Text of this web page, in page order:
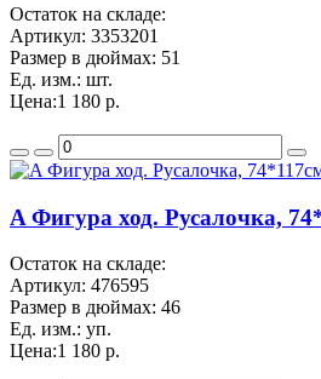
Остаток на складе:
Артикул: 3353201
Размер в дюймах: 51
Ед. изм.: шт.
Цена:1 180 р.
A Фигура ход. Русалочка,
Остаток на складе:
Артикул: 476595
Размер в дюймах: 46
Ед. изм.: уп.
Цена:1 180 р.